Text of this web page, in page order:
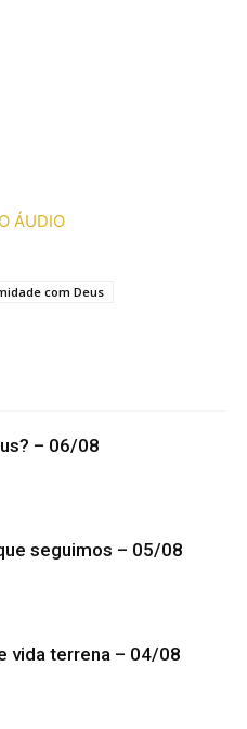
ÁUDIO
com Deus
– 06/08
seguimos – 05/08
vida terrena – 04/08